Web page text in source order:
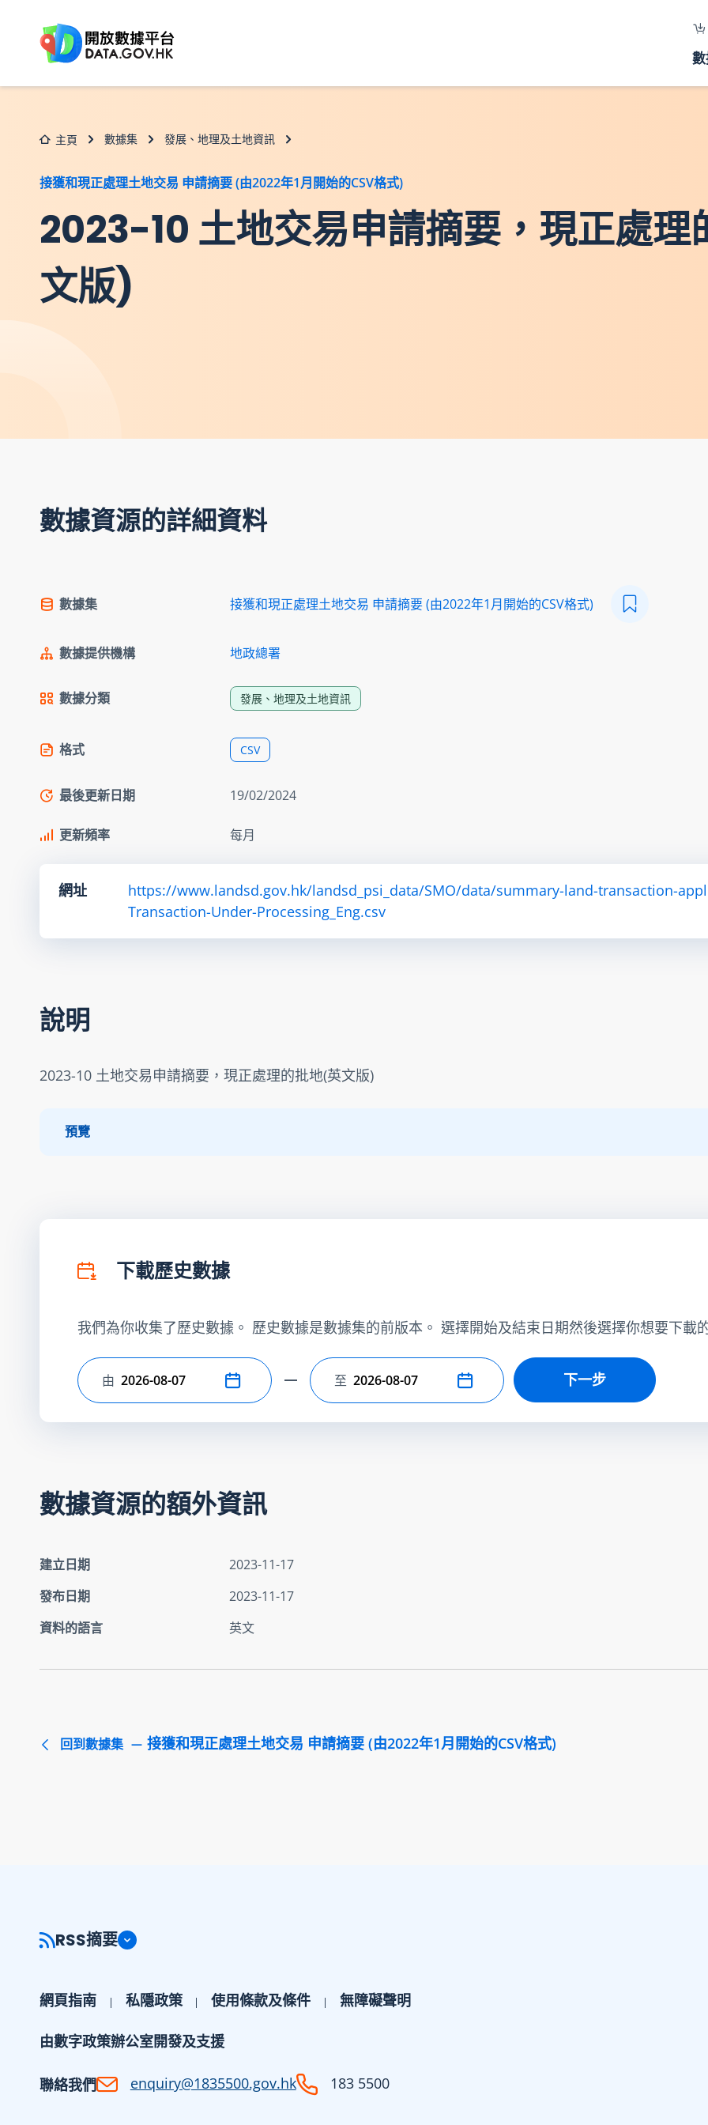
主頁 數據集 發展、地理及土地資訊
接獲和現正處理土地交易 申請摘要 (由2022年1月開始的CSV格式)
2023-10 土地交易申請摘要，現正處理
文版)
數據資源的詳細資料
數據集 接獲和現正處理土地交易 申請摘要 (由2022年1月開始的CSV格式)
數據提供機構 地政總署
數據分類 發展、地理及土地資訊
格式 CSV
最後更新日期 19/02/2024
更新頻率 每月
網址
https://www.landsd.gov.hk/landsd_psi_data/SMO/data/summary-land-transaction-
Transaction-Under-Processing_Eng.csv
說明
2023-10 土地交易申請摘要，現正處理的批地(英文版)
預覽
下載歷史數據
我們為你收集了歷史數據。 歷史數據是數據集的前版本。 選擇開始及結束日期然後選擇你想要下載
選擇開始日期
由 選擇結束日期
至 下一步
數據資源的額外資訊
建立日期
2023-11-17
發布日期
2023-11-17
資料的語言
英文
回到數據集 接獲和現正處理土地交易 申請摘要 (由2022年1月開始的CSV格式)
RSS摘要
網頁指南 私隱政策 使用條款及條件 無障礙聲明
由數字政策辦公室開發及支援
聯絡我們 enquiry@1835500.gov.hk 183 5500